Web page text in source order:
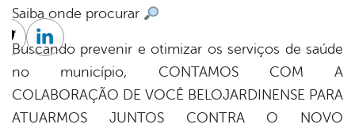
Saiba onde procurar
Buscando prevenir e otimizar os serviços de saúde
no município, CONTAMOS COM A
COLABORAÇÃO DE VOCÊ BELOJARDINENSE PARA
ATUARMOS JUNTOS CONTRA O NOVO
TwitterLinkedin